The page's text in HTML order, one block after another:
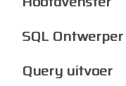
SQL Ontwerper
Query uitvoer